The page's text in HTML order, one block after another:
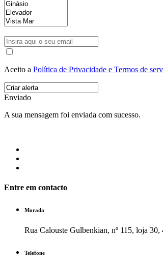
Aceito a Política de Privacidade e Termos de
Enviado
A sua mensagem foi enviada com sucesso.
Entre em contacto
Morada
Rua Calouste Gulbenkian, nº 115, loja
Telefone